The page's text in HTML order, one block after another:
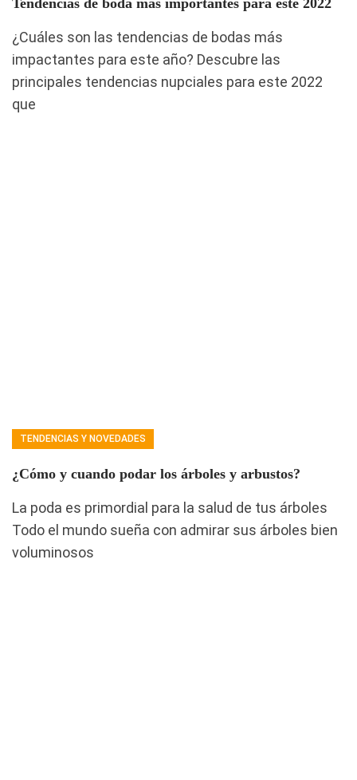
¿Cuáles son las tendencias de bodas más
impactantes para este año? Descubre las
principales tendencias nupciales para este 2022
que
TENDENCIAS Y NOVEDADES
¿Cómo y cuando podar los árboles y arbustos?
La poda es primordial para la salud de tus árboles
Todo el mundo sueña con admirar sus árboles bien
voluminosos